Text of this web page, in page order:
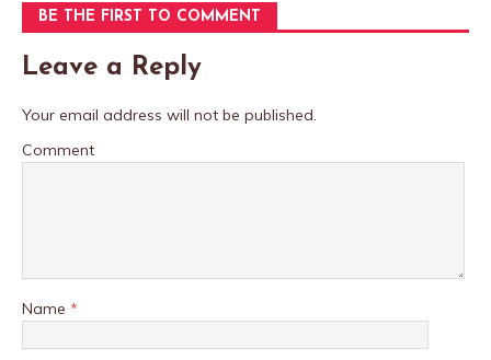
BE THE FIRST TO COMMENT
Leave a Reply
Your email address will not be published.
Comment
Name *